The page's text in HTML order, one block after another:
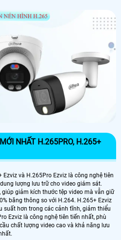
NHẤT H.265PRO, H.265+
Ezviz và H.265Pro Ezviz là công nghệ tiên
lượng lưu trữ cho video giám sát.
giúp giảm kích thước tệp video mà vẫn giữ
băng thông so với H.264. H.265+ Ezviz
suất hơn trong các cảnh tĩnh, giảm thiểu
Ezviz là công nghệ tiên tiến nhất, phù
chất lượng video cao và khả năng lưu